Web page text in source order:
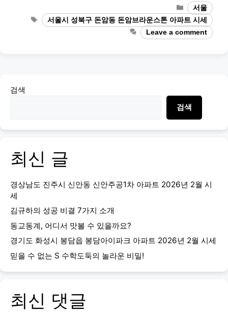
Categories
서울
Tags
서울시 성북구 돈암동 돈암브라운스톤 아파트 시세
Leave a comment
검색
검색
최신 글
경상남도 진주시 신안동 신안주공1차 아파트 2026년 2월 시
세
김규하의 성공 비결 7가지 소개
동교동계, 어디서 맛볼 수 있을까요?
경기도 화성시 봉담읍 봉담아이파크 아파트 2026년 2월 시세
믿을 수 없는 S 수학도둑의 놀라운 비밀!
최신 댓글